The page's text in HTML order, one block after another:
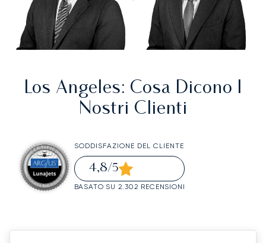
Los Angeles: Cosa Dicono I
Nostri Clienti
SODDISFAZIONE DEL CLIENTE
4,8/5
BASATO SU 2.302 RECENSIONI